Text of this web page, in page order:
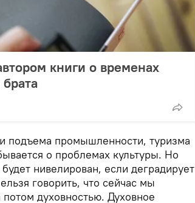
книги о временах
подъема промышленности, туризма
о проблемах культуры. Но
нивелирован, если деградирует
говорить, что сейчас мы
духовностью. Духовное